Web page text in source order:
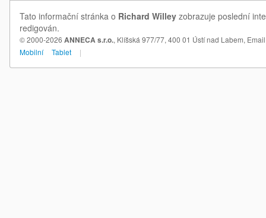
Tato informační stránka o Richard Willey zobrazuje poslední
redigován.
© 2000-2026 ANNECA s.r.o., Klíšská 977/77, 400 01 Ústí nad Labem,
Mobilní
Tablet |